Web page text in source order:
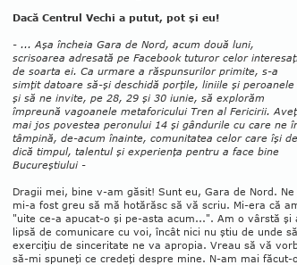
Dacă Centrul Vechi a putut, pot şi eu!
- ... Aşa încheia Gara de Nord, acum două luni,
scrisoarea adresată pe Facebook tuturor celor
de soarta ei. Ca urmare a răspunsurilor primite, s-a
simţit datoare să-şi deschidă porţile, liniile şi peroanele
şi să ne invite, pe 28, 29 şi 30 iunie, să explorăm
împreună va­goanele metaforicului Tren al Fericirii.
mai jos povestea peronului 14 şi gândurile cu care ne
tâmpină, de-acum înainte, comunitatea celor care îşi
dică timpul, talentul şi experienţa pentru a face bine
Bucureştiului -
Dragii mei, bine v-am găsit! Sunt eu, Gara de Nord.
mi-a fost greu să mă hotărăsc să vă scriu. Mi-era că
"uite ce-a apucat-o şi pe-asta acum...". Am o vârstă
lipsă de comu­ni­care cu voi, încât nici nu ştiu de unde
exerciţiu de sin­ceritate ne va apropia. Vreau să vă
să-mi spuneţi ce credeţi despre mine. N-am mai făcut-